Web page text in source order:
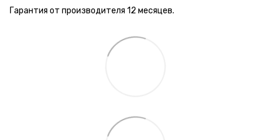
Гарантия от производителя 12 месяцев.